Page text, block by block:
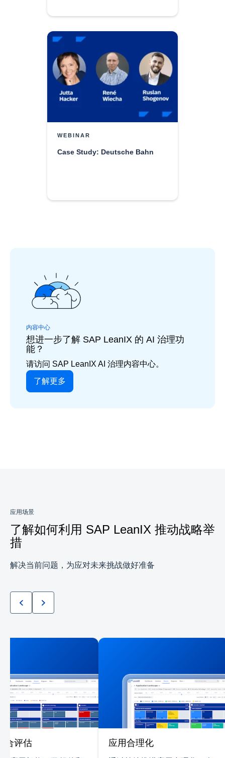
WEBINAR
Case Study: Deutsche Bahn
内容中心
想进一步了解 SAP LeanIX 的 AI 治理功
能？
请访问 SAP LeanIX AI 治理内容中心。
了解更多
应用场景
了解如何利用 SAP LeanIX 推动战略举
措
解决当前问题，为应对未来挑战做好准备
合评估 应用合理化